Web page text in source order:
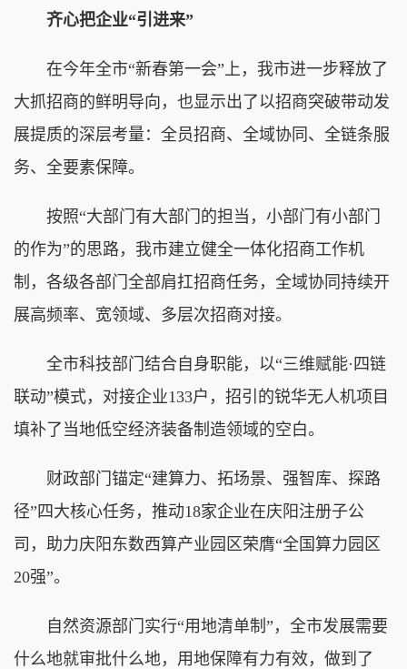
齐心把企业“引进来”
在今年全市“新春第一会”上，我市进一步释放了
大抓招商的鲜明导向，也显示出了以招商突破带动发
展提质的深层考量：全员招商、全域协同、全链条服
务、全要素保障。
按照“大部门有大部门的担当，小部门有小部门
的作为”的思路，我市建立健全一体化招商工作机
制，各级各部门全部肩扛招商任务，全域协同持续开
展高频率、宽领域、多层次招商对接。
全市科技部门结合自身职能，以“三维赋能·四链
联动”模式，对接企业133户，招引的锐华无人机项目
填补了当地低空经济装备制造领域的空白。
财政部门锚定“建算力、拓场景、强智库、探路
径”四大核心任务，推动18家企业在庆阳注册子公
司，助力庆阳东数西算产业园区荣膺“全国算力园区
20强”。
自然资源部门实行“用地清单制”，全市发展需要
什么地就审批什么地，用地保障有力有效，做到了